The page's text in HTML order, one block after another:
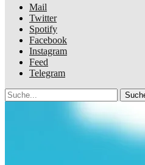
Mail
Twitter
Spotify
Facebook
Instagram
Feed
Telegram
Suche